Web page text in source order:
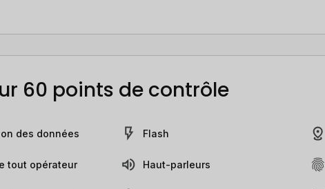
60 points de contrôle
des données
tout opérateur
Flash
Haut-parleurs